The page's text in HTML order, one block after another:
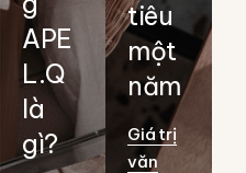
APE
L.Q
là
gì?
tiêu
một
năm
Giá trị
văn